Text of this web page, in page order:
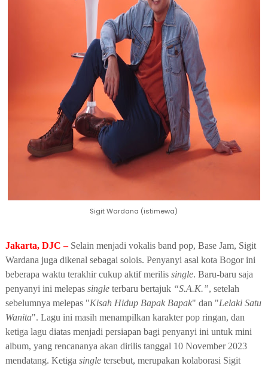
Sigit Wardana (istimewa)
Jakarta, DJC – Selain menjadi vokalis band pop, Base Jam, Sigit
Wardana juga dikenal sebagai solois. Penyanyi asal kota Bogor ini
beberapa waktu terakhir cukup aktif merilis single. Baru-baru saja
penyanyi ini melepas singleterbaru bertajuk “S.A.K.”, setelah
sebelumnya melepas "Kisah Hidup Bapak Bapak" dan "Lelaki Satu
Wanita". Lagu ini masih menampilkan karakter pop ringan, dan
ketiga lagu diatas menjadi persiapan bagi penyanyi ini untuk mini
album, yang rencananya akan dirilistanggal 10 November 2023
mendatang. Ketiga singletersebut, merupakan kolaborasi Sigit